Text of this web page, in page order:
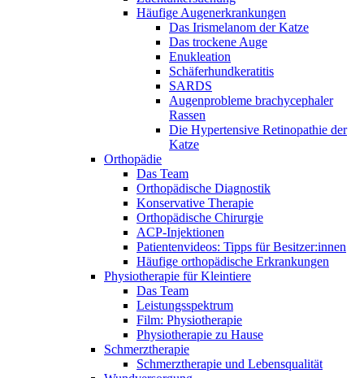
Häufige Augenerkrankungen
Das Irismelanom der Katze
Das trockene Auge
Enukleation
Schäferhundkeratitis
SARDS
Augenprobleme brachycephaler
Rassen
Die Hypertensive Retinopathie der
Katze
Orthopädie
Das Team
Orthopädische Diagnostik
Konservative Therapie
Orthopädische Chirurgie
ACP-Injektionen
Patientenvideos: Tipps für Besitzer:innen
Häufige orthopädische Erkrankungen
Physiotherapie für Kleintiere
Das Team
Leistungsspektrum
Film: Physiotherapie
Physiotherapie zu Hause
Schmerztherapie
Schmerztherapie und Lebensqualität